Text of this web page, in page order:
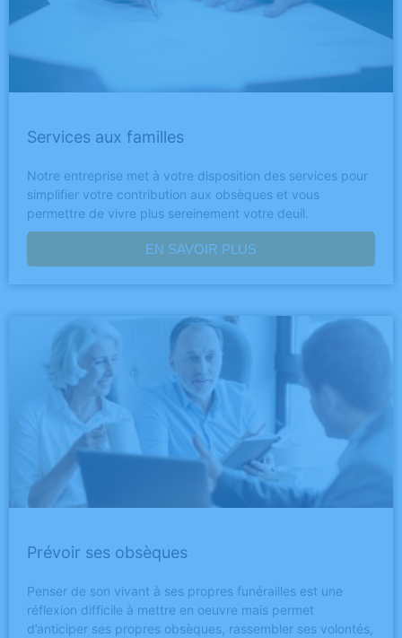
Services aux familles
Notre entreprise met à votre disposition des services pour
simplifier votre contribution aux obsèques et vous
permettre de vivre plus sereinement votre deuil.
EN SAVOIR PLUS
Prévoir ses obsèques
Penser de son vivant à ses propres funérailles est une
réflexion difficile à mettre en oeuvre mais permet
d’anticiper ses propres obsèques, rassembler ses volontés,